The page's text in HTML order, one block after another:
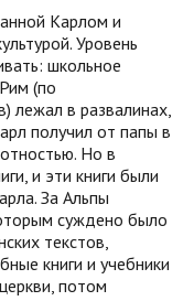
Карлом и
Уровень
школьное
(по
лежал в развалинах,
получил от папы в
Но в
и эти книги были
За Альпы
суждено было
текстов,
книги и учебники
потом